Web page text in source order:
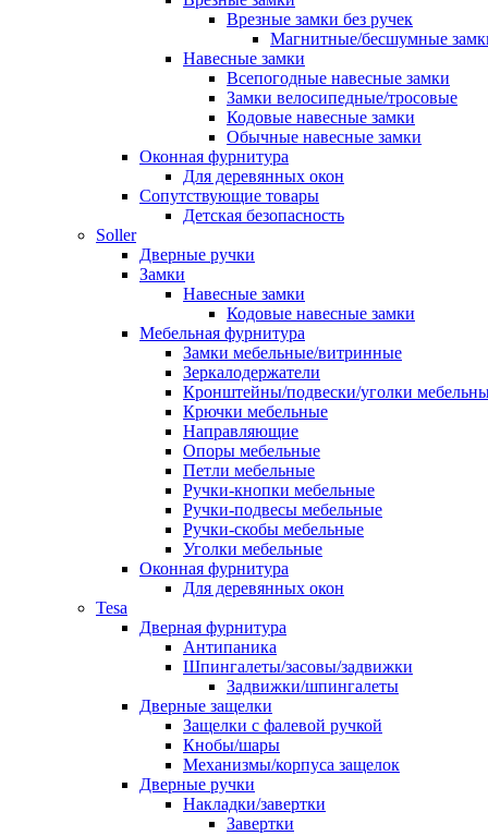
Врезные замки без ручек
Магнитные/бесшумные
Навесные замки
Всепогодные навесные замки
Замки велосипедные/тросовые
Кодовые навесные замки
Обычные навесные замки
Оконная фурнитура
Для деревянных окон
Сопутствующие товары
Детская безопасность
Soller
Дверные ручки
Замки
Навесные замки
Кодовые навесные замки
Мебельная фурнитура
Замки мебельные/витринные
Зеркалодержатели
Кронштейны/подвески/уголки
Крючки мебельные
Направляющие
Опоры мебельные
Петли мебельные
Ручки-кнопки мебельные
Ручки-подвесы мебельные
Ручки-скобы мебельные
Уголки мебельные
Оконная фурнитура
Для деревянных окон
Tesa
Дверная фурнитура
Антипаника
Шпингалеты/засовы/задвижки
Задвижки/шпингалеты
Дверные защелки
Защелки с фалевой ручкой
Кнобы/шары
Механизмы/корпуса защелок
Дверные ручки
Накладки/завертки
Завертки